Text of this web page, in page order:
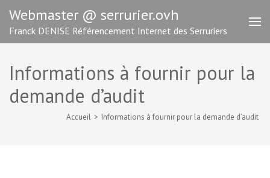
contenu
(Pressez
Webmaster @ serrurier.ovh
Franck DENISE Référencement Internet des Serruriers
Informations à fournir pour la
demande d’audit
Accueil > Informations à fournir pour la demande d’audit